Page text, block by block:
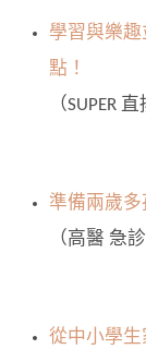
學習與樂
點！
（SUPER
準備兩歲
（高醫 急
從中小學生